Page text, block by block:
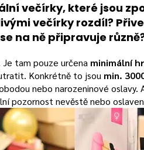
večírky, které jsou
večírky rozdíl?
na ně připravuje
tam pouze určena minimální
Konkrétně to jsou min.
nebo narozeninové oslavy.
pozornost nevěstě nebo